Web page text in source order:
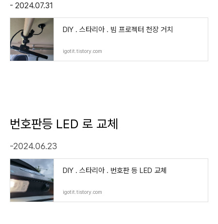
- 2024.07.31
DIY . 스타리아 . 빔 프로젝터 천장 거치
igotit.tistory.com
번호판등 LED 로 교체
-2024.06.23
DIY . 스타리아 . 번호판 등 LED 교체
igotit.tistory.com